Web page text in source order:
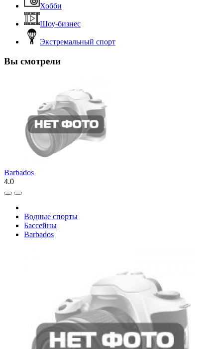
Хобби
Шоу-бизнес
Экстремальный спорт
Вы смотрели
Barbados
4.0
Водные спорты
Бассейны
Barbados